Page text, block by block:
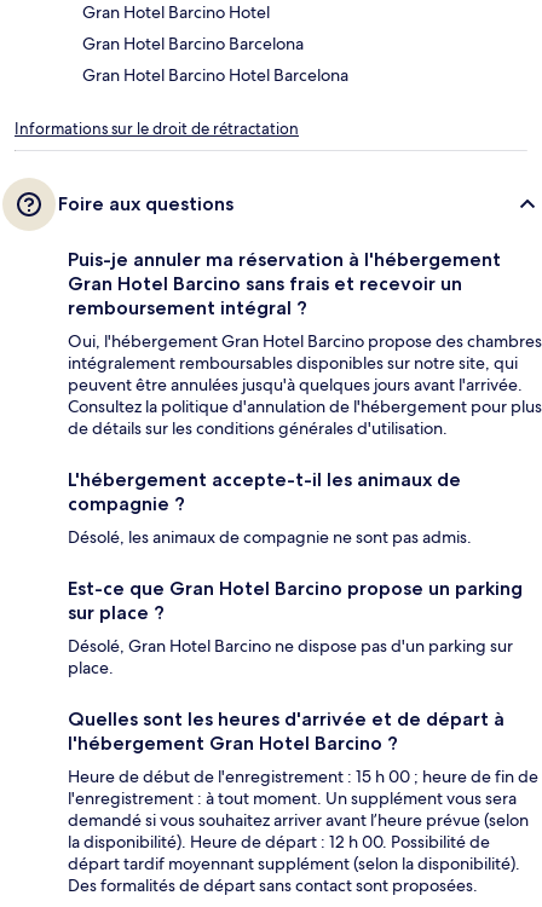
Gran Hotel Barcino Hotel
Gran Hotel Barcino Barcelona
Gran Hotel Barcino Hotel Barcelona
Informations sur le droit de rétractation
Foire aux questions
Puis-je annuler ma réservation à l'hébergement
Gran Hotel Barcino sans frais et recevoir un
remboursement intégral ?
Oui, l'hébergement Gran Hotel Barcino propose des chambres
intégralement remboursables disponibles sur notre site, qui
peuvent être annulées jusqu'à quelques jours avant l'arrivée.
Consultez la politique d'annulation de l'hébergement pour plus
de détails sur les conditions générales d'utilisation.
L'hébergement accepte-t-il les animaux de
compagnie ?
Désolé, les animaux de compagnie ne sont pas admis.
Est-ce que Gran Hotel Barcino propose un parking
sur place ?
Désolé, Gran Hotel Barcino ne dispose pas d'un parking sur
place.
Quelles sont les heures d'arrivée et de départ à
l'hébergement Gran Hotel Barcino ?
Heure de début de l'enregistrement : 15 h 00 ; heure de fin de
l'enregistrement : à tout moment. Un supplément vous sera
demandé si vous souhaitez arriver avant l’heure prévue (selon
la disponibilité). Heure de départ : 12 h 00. Possibilité de
départ tardif moyennant supplément (selon la disponibilité).
Des formalités de départ sans contact sont proposées.